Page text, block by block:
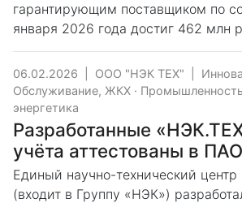
гарантирующим поставщиком по
января 2026 года достиг 462 млн
06.02.2026 ООО "НЭК ТЕХ"
Обслуживание, ЖКХ · Промышленность
энергетика
Разработанные
учёта аттестованы в
Единый научно-технический
(входит в Группу «НЭК»)